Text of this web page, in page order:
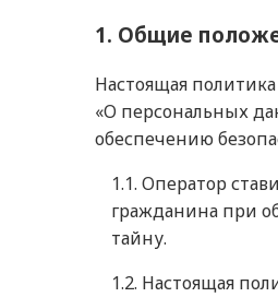
1. Общие
Настоящая
«О персональных
обеспечению
1.1. Оператор
гражданина при
тайну.
1.2. Настоящая